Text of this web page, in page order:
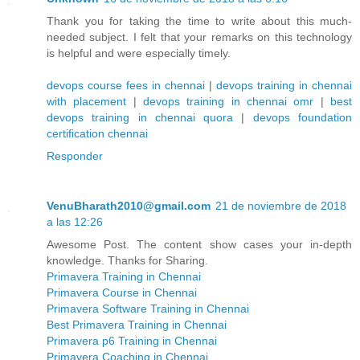
Thank you for taking the time to write about this much-
needed subject. I felt that your remarks on this technology
is helpful and were especially timely.
devops course fees in chennai | devops training in chennai
with placement |devops training in chennai omr | best
devops training in chennai quora | devops foundation
certification chennai
Responder
VenuBharath2010@gmail.com 21 de noviembre de 2018
a las 12:26
Awesome Post. The content show cases your in-depth
knowledge. Thanks for Sharing.
Primavera Training in Chennai
Primavera Course in Chennai
Primavera Software Training in Chennai
Best Primavera Training in Chennai
Primavera p6 Training in Chennai
Primavera Coaching in Chennai